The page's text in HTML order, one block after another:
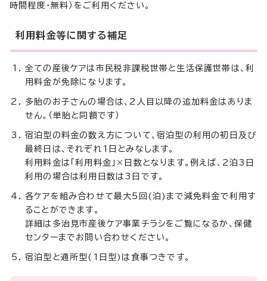
時間程度・無料）をご利用ください。
利用料金等に関する補足
全ての産後ケアは市民税非課税世帯と生活保護世帯は、利
用料金が免除になります。
多胎のお子さんの場合は、2人目以降の追加料金はありま
せん。（単胎と同額です）
宿泊型の料金の数え方について、宿泊型の利用の初日及び
最終日は、それぞれ1日とみなします。
利用料金は「利用料金」×日数となります。例えば、2泊3日
利用の場合は利用日数は3日です。
各ケアを組み合わせて最大5回(泊)まで減免料金で利用す
ることができます。
詳細は多治見市産後ケア事業チラシをご覧になるか、保健
センターまでお問い合わせください。
宿泊型と通所型(1日型)は食事つきです。